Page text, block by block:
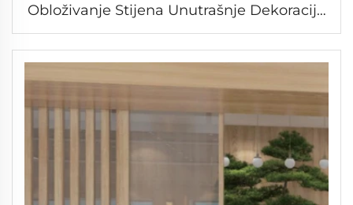
Obloživanje Stijena Unutrašnje Dekoracije
Stijene WPC Ploče Bambus Drevljana
Folija Panela za Dnevnu Sobu